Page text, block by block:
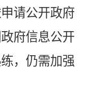
请公开政府
府信息公开
，仍需加强